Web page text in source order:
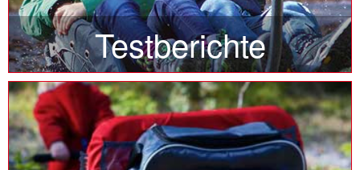
Testberichte